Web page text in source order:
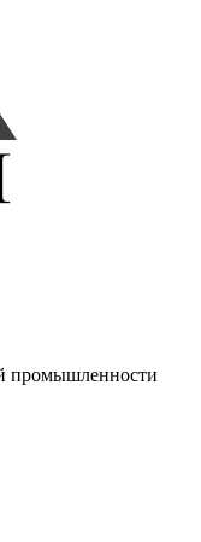
промышленности